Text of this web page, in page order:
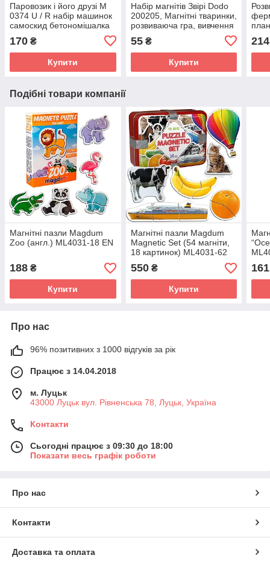
Паровозик і його друзі M
0374 U / R набір машинок
самоскид бетономішалка
хлопчиків
170 ₴
Купити
Набір магнітів Звірі Dodo
200205, Магнітні тваринки,
розвиваюча гра, вивчення
55₴
Купити
214
Подібні товари компанії
Магнітні пазли Magdum
Zoo (англ.) ML4031-18 EN
188 ₴
Купити
Магнітні пазли Magdum
Magnetic Set (54 магніти,
18 картинок) ML4031-62
EN
550₴
Купити
161
Про нас
96% позитивних з 1000 відгуків за рік
Працює з 14.04.2018
м. Луцьк
43000 Луцьк вул. Рівненська 78, Луцьк, Україна
Контакти
Сьогодні працює з 09:30 до 18:00
Показати весь графік роботи
Про нас
Контакти
Доставка та оплата